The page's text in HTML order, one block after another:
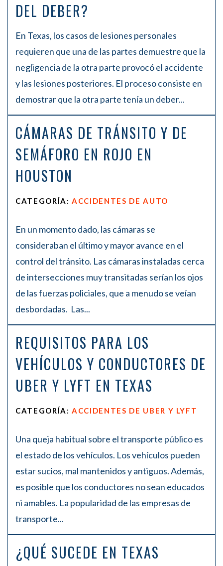
DEL DEBER?
En Texas, los casos de lesiones personales
requieren que una de las partes demuestre que la
negligencia de la otra parte provocó el accidente
y las lesiones posteriores. El proceso consiste en
demostrar que la otra parte tenía un deber...
CÁMARAS DE TRÁNSITO Y DE
SEMÁFORO EN ROJO EN
HOUSTON
CATEGORÍA:ACCIDENTES DE AUTO
En un momento dado, las cámaras se
consideraban el último y mayor avance en el
control del tránsito. Las cámaras instaladas cerca
de intersecciones muy transitadas serían los ojos
de las fuerzas policiales, que a menudo se veían
desbordadas. Las...
REQUISITOS PARA LOS
VEHÍCULOS Y CONDUCTORES DE
UBER Y LYFT EN TEXAS
CATEGORÍA:ACCIDENTES DE UBER Y LYFT
Una queja habitual sobre el transporte público es
el estado de los vehículos. Los vehículos pueden
estar sucios, mal mantenidos y antiguos. Además,
es posible que los conductores no sean educados
ni amables. La popularidad de las empresas de
transporte...
¿QUÉ SUCEDE EN TEXAS